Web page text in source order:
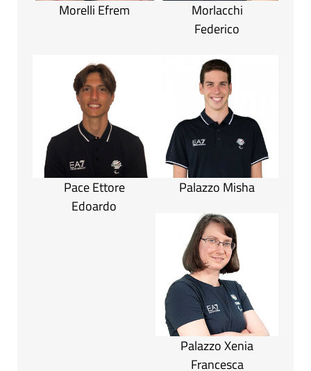
Morelli Efrem
Morlacchi
Federico
Pace Ettore
Edoardo
Palazzo Misha
Palazzo Xenia
Francesca